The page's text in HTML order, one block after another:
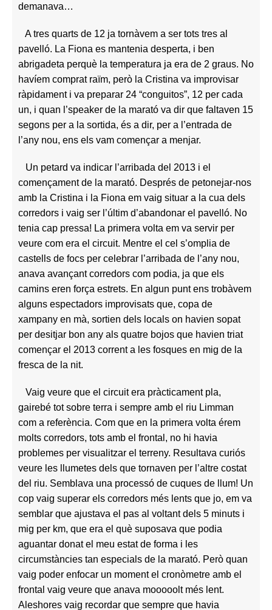
demanava…
A tres quarts de 12 ja tornàvem a ser tots tres al
pavelló. La Fiona es mantenia desperta, i ben
abrigadeta perquè la temperatura ja era de 2 graus. No
havíem comprat raïm, però la Cristina va improvisar
ràpidament i va preparar 24 “conguitos”, 12 per cada
un, i quan l’speaker de la marató va dir que faltaven 15
segons per a la sortida, és a dir, per a l’entrada de
l’any nou, ens els vam començar a menjar.
Un petard va indicar l’arribada del 2013 i el
començament de la marató. Després de petonejar-nos
amb la Cristina i la Fiona em vaig situar a la cua dels
corredors i vaig ser l’últim d’abandonar el pavelló. No
tenia cap pressa! La primera volta em va servir per
veure com era el circuit. Mentre el cel s’omplia de
castells de focs per celebrar l’arribada de l’any nou,
anava avançant corredors com podia, ja que els
camins eren força estrets. En algun punt ens trobàvem
alguns espectadors improvisats que, copa de
xampany en mà, sortien dels locals on havien sopat
per desitjar bon any als quatre bojos que havien triat
començar el 2013 corrent a les fosques en mig de la
fresca de la nit.
Vaig veure que el circuit era pràcticament pla,
gairebé tot sobre terra i sempre amb el riu Limman
com a referència. Com que en la primera volta érem
molts corredors, tots amb el frontal, no hi havia
problemes per visualitzar el terreny. Resultava curiós
veure les llumetes dels que tornaven per l’altre costat
del riu. Semblava una processó de cuques de llum! Un
cop vaig superar els corredors més lents que jo, em va
semblar que ajustava el pas al voltant dels 5 minuts i
mig per km, que era el què suposava que podia
aguantar donat el meu estat de forma i les
circumstàncies tan especials de la marató. Però quan
vaig poder enfocar un moment el cronòmetre amb el
frontal vaig veure que anava mooooolt més lent.
Aleshores vaig recordar que sempre que havia